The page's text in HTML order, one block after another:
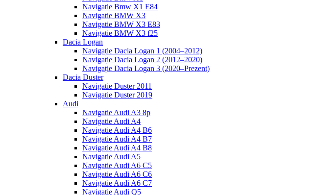
Navigatie Bmw X1 E84
Navigatie BMW X3
Navigatie BMW X3 E83
Navigatie BMW X3 f25
Dacia Logan
Navigație Dacia Logan 1 (2004–2012)
Navigație Dacia Logan 2 (2012–2020)
Navigație Dacia Logan 3 (2020–Prezent)
Dacia Duster
Navigatie Duster 2011
Navigatie Duster 2019
Audi
Navigatie Audi A3 8p
Navigatie Audi A4
Navigatie Audi A4 B6
Navigatie Audi A4 B7
Navigatie Audi A4 B8
Navigatie Audi A5
Navigatie Audi A6 C5
Navigatie Audi A6 C6
Navigatie Audi A6 C7
Navigatie Audi Q5